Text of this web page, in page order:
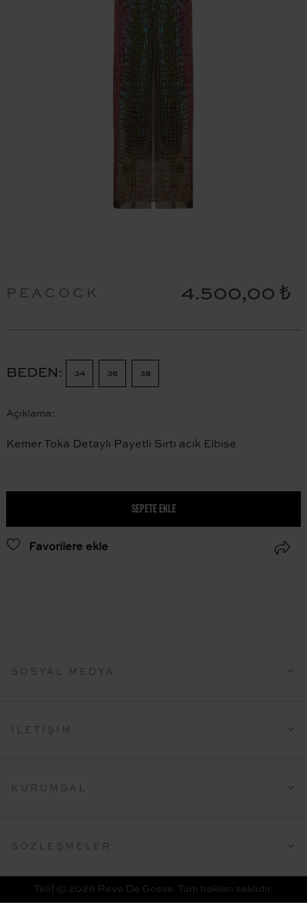
PEACOCK 4.500,00 ₺
BEDEN 34 36 38
Açıklama:
Kemer Toka Detaylı Payetli Sırtı acık Elbise
SEPETE EKLE
Favorilere ekle
SOSYAL MEDYA
İLETIŞIM
KURUMSAL
SÖZLEŞMELER
Telif © 2026 Reve De Gosse. Tüm hakları saklıdır.